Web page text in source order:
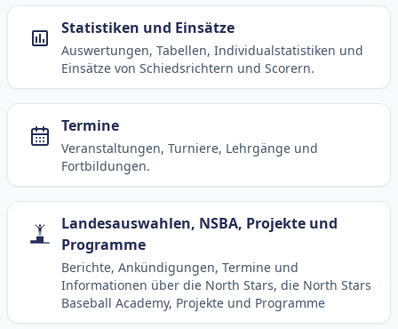
Statistiken und Einsätze
Auswertungen, Tabellen, Individualstatistiken und
Einsätze von Schiedsrichtern und Scorern.
Termine
Veranstaltungen, Turniere, Lehrgänge und
Fortbildungen.
Landesauswahlen, NSBA, Projekte und
Programme
Berichte, Ankündigungen, Termine und
Informationen über die North Stars, die North Stars
Baseball Academy, Projekte und Programme